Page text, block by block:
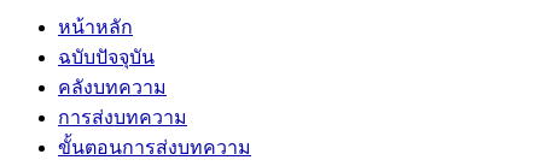
หน้าหลัก
ฉบับปัจจุบัน
คลังบทความ
การส่งบทความ
ขั้นตอนการส่งบทความ